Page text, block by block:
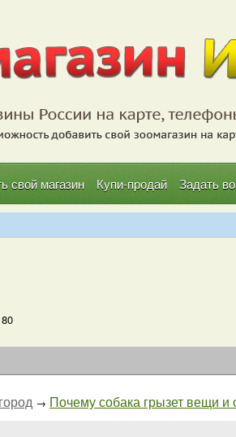
свой магазин Купи-продай Задать
80
→ Почему собака грызет вещи и